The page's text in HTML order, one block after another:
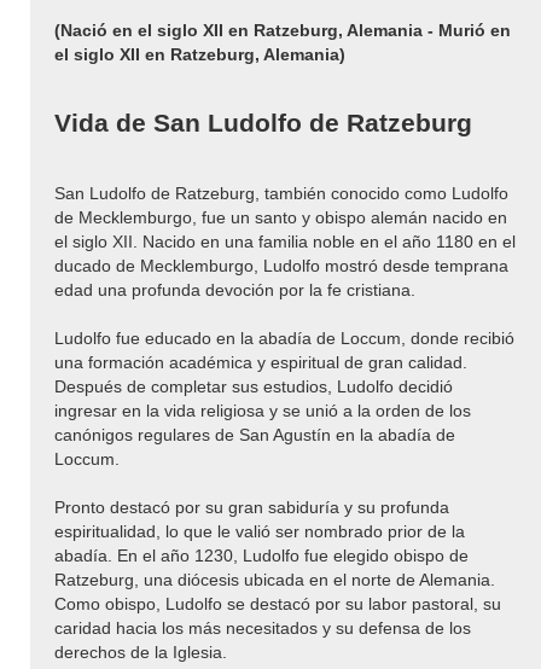
(Nació en el siglo XII en Ratzeburg, Alemania - Murió en
el siglo XII en Ratzeburg, Alemania)
Vida de San Ludolfo de Ratzeburg
San Ludolfo de Ratzeburg, también conocido como Ludolfo
de Mecklemburgo, fue un santo y obispo alemán nacido en
el siglo XII. Nacido en una familia noble en el año 1180 en el
ducado de Mecklemburgo, Ludolfo mostró desde temprana
edad una profunda devoción por la fe cristiana.
Ludolfo fue educado en la abadía de Loccum, donde recibió
una formación académica y espiritual de gran calidad.
Después de completar sus estudios, Ludolfo decidió
ingresar en la vida religiosa y se unió a la orden de los
canónigos regulares de San Agustín en la abadía de
Loccum.
Pronto destacó por su gran sabiduría y su profunda
espiritualidad, lo que le valió ser nombrado prior de la
abadía. En el año 1230, Ludolfo fue elegido obispo de
Ratzeburg, una diócesis ubicada en el norte de Alemania.
Como obispo, Ludolfo se destacó por su labor pastoral, su
caridad hacia los más necesitados y su defensa de los
derechos de la Iglesia.